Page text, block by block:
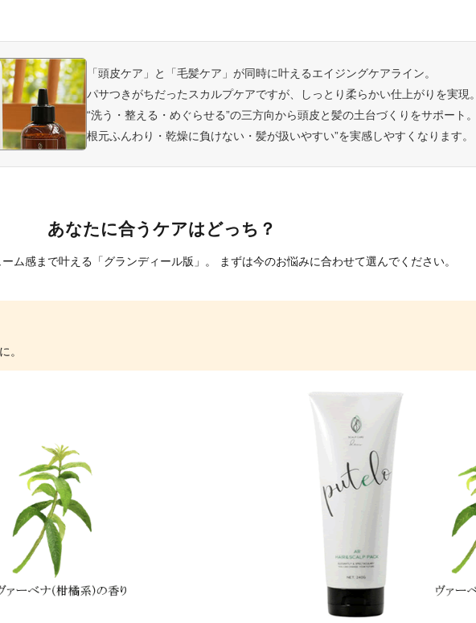
「頭皮ケア」と「毛髪ケア」が同時に叶えるエイジングケアライン。
パサつきがちだったスカルプケアですが、しっとり柔らかい仕上がりを実現。
“洗う・整える・めぐらせる”の三方向から頭皮と髪の土台づくりをサポート。
根元ふんわり・乾燥に負けない・髪が扱いやすい”を実感しやすくなります。
あなたに合うケアはどっち？
ム感まで叶える「グランディール版」。 まずは今のお悩みに合わせて選んでください。
。